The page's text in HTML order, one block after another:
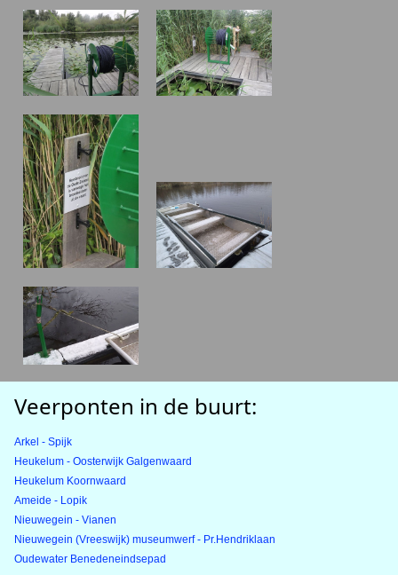
Veerponten in de buurt:
Arkel - Spijk
Heukelum - Oosterwijk Galgenwaard
Heukelum Koornwaard
Ameide - Lopik
Nieuwegein - Vianen
Nieuwegein (Vreeswijk) museumwerf - Pr.Hendriklaan
Oudewater Benedeneindsepad